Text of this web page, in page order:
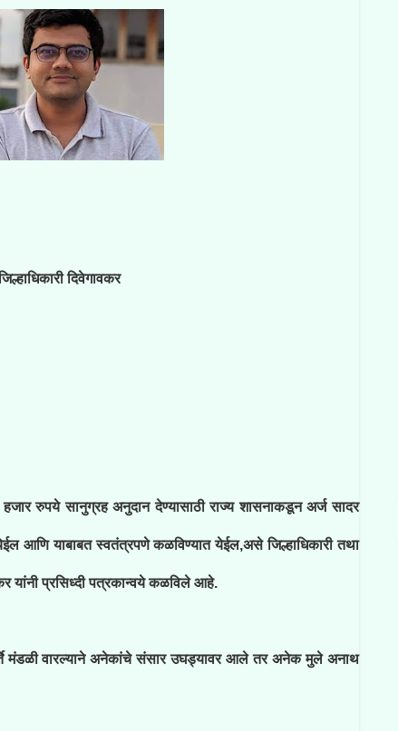
दिवेगावकर
रुपये सानुग्रह अनुदान देण्यासाठी राज्य शासनाकडून अर्ज सादर
आणि याबाबत स्वतंत्रपणे कळविण्यात येईल,असे जिल्हाधिकारी तथा
यांनी प्रसिध्दी पत्रकान्वये कळविले आहे.
मंडळी वारल्याने अनेकांचे संसार उघड्यावर आले तर अनेक मुले अनाथ